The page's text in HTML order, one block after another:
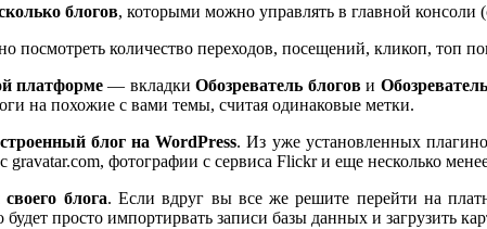
блогов, которыми можно управлять в главной консоли
посмотреть количество переходов, посещений, кликоп, топ
платформе — вкладкиОбозреватель блогови
на похожие с вами темы, считая одинаковые метки.
блог на WordPress. Из уже установленных
gravatar.com, фотографии с сервиса Flickr и еще несколько
блога. Если вдруг вы все же решите перейти на
просто импортирвать записи базы данных и загрузить